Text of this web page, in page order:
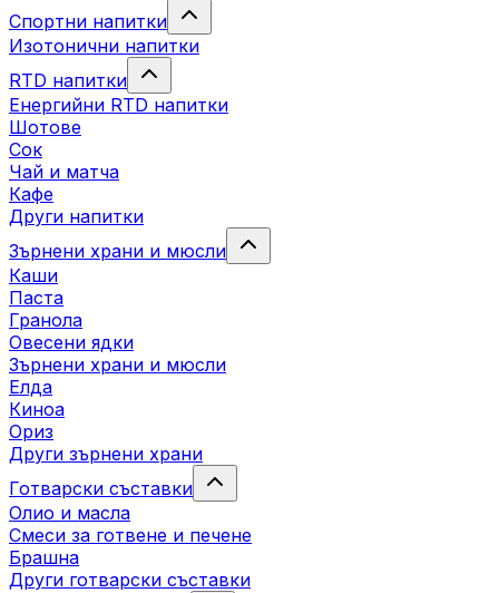
Спортни напитки
Изотонични напитки
RTD напитки
Енергийни RTD напитки
Шотове
Сок
Чай и матча
Кафе
Други напитки
Зърнени храни и мюсли
Каши
Паста
Гранола
Овесени ядки
Зърнени храни и мюсли
Елда
Киноа
Ориз
Други зърнени храни
Готварски съставки
Олио и масла
Смеси за готвене и печене
Брашна
Други готварски съставки